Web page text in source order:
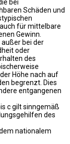
bei
Schäden und
für mittelbare
Gewinn.
bei der
oder
des
Höhe nach auf
begrenzt. Dies
entgangenen
c gilt sinngemäß
des
nationalem